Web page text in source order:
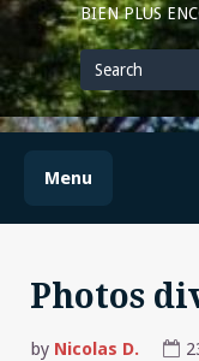
BIEN PLUS
Search
for
Menu
Photos
by Nicolas D.